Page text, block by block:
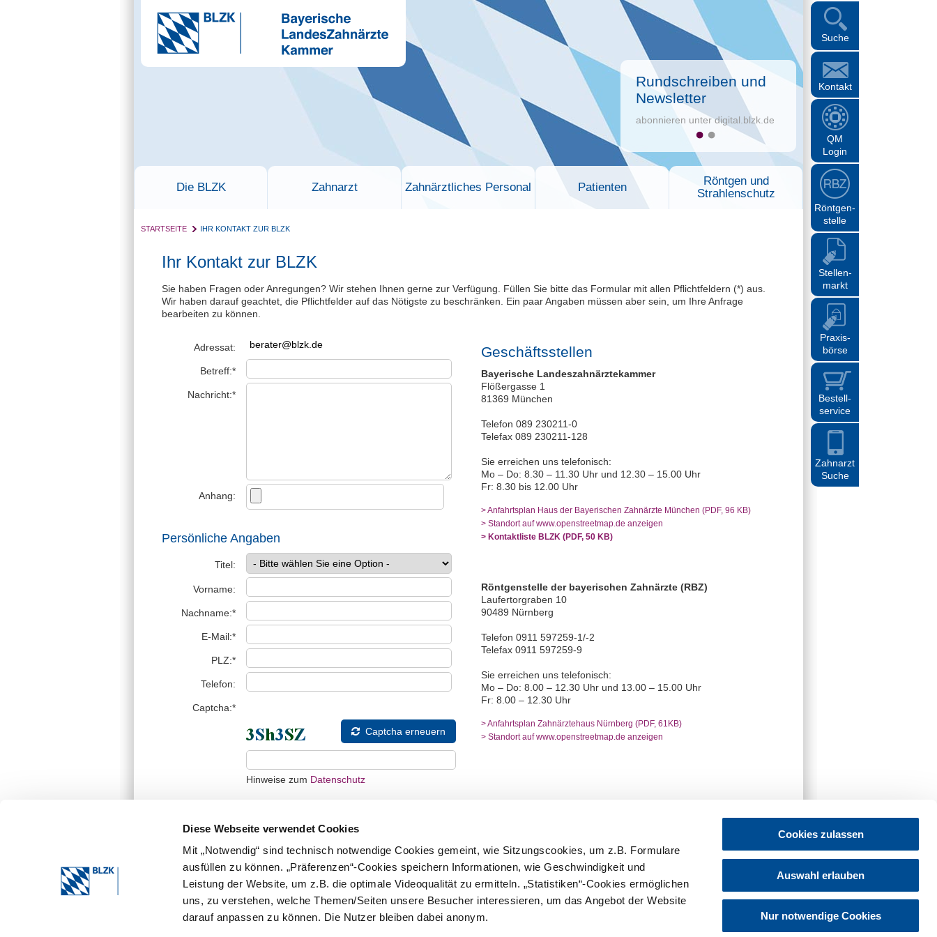
Diese Webseite verwendet Cookies
Mit „Notwendig“ sind technisch notwendige Cookies gemeint, wie Sitzungscookies, um z.B. Formulare
ausfüllen zu können. „Präferenzen“-Cookies speichern Informationen, wie Geschwindigkeit und
Leistung der Website, um z.B. die optimale Videoqualität zu ermitteln. „Statistiken“-Cookies ermöglichen
uns, zu verstehen, welche Themen/Seiten unsere Besucher interessieren, um das Angebot der Website
darauf anpassen zu können. Die Nutzer bleiben dabei anonym.
Cookies zulassen
Auswahl erlauben
Nur notwendige Cookies
Suche
Kontakt
QM
Login
Röntgen-
stelle
Stellen-
markt
Praxis-
börse
Bestell-
service
Zahnarzt
Suche
Rundschreiben und
Newsletter
abonnieren unter digital.blzk.de
Die BLZK Zahnarzt Zahnärztliches Personal Patienten
Röntgen und
Strahlenschutz
STARTSEITE IHR KONTAKT ZUR BLZK
Ihr Kontakt zur BLZK
Sie haben Fragen oder Anregungen? Wir stehen Ihnen gerne zur Verfügung. Füllen Sie bitte das Formular mit allen Pflichtfeldern (*) aus.
Wir haben darauf geachtet, die Pflichtfelder auf das Nötigste zu beschränken. Ein paar Angaben müssen aber sein, um Ihre Anfrage
bearbeiten zu können.
Adressat:
Betreff:*
Nachricht:*
Anhang:
Persönliche Angaben
Titel:
Vorname:
Nachname:*
E-Mail:*
PLZ:*
Telefon:
Captcha:*
Captcha erneuern
Hinweise zum Datenschutz
* erforderliche Angabe
Die von Ihnen übermittelten Daten werden nicht an Dritte weitergegeben. Sie dienen
Bearbeitung Ihrer Anfrage gespeichert und anschließend gelöscht.
Geschäftsstellen
Bayerische Landeszahnärztekammer
Flößergasse 1
81369 München
Telefon 089 230211-0
Telefax 089 230211-128
Sie erreichen uns telefonisch:
Mo – Do: 8.30 – 11.30 Uhr und 12.30 – 15.00 Uhr
Fr: 8.30 bis 12.00 Uhr
> Anfahrtsplan Haus der Bayerischen Zahnärzte München (PDF, 96 KB)
> Standort auf www.openstreetmap.de anzeigen
> Kontaktliste BLZK (PDF, 50 KB)
Röntgenstelle der bayerischen Zahnärzte (RBZ)
Laufertorgraben 10
90489 Nürnberg
Telefon 0911 597259-1/-2
Telefax 0911 597259-9
Sie erreichen uns telefonisch:
Mo – Do: 8.00 – 12.30 Uhr und 13.00 – 15.00 Uhr
Fr: 8.00 – 12.30 Uhr
> Anfahrtsplan Zahnärztehaus Nürnberg (PDF, 61KB)
> Standort auf www.openstreetmap.de anzeigen